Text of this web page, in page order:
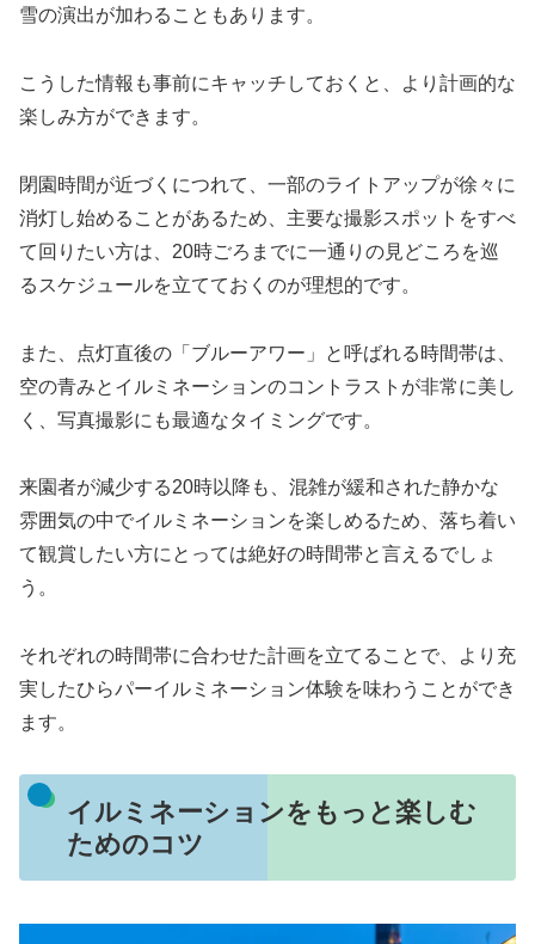
雪の演出が加わることもあります。
こうした情報も事前にキャッチしておくと、より計画的な
楽しみ方ができます。
閉園時間が近づくにつれて、一部のライトアップが徐々に
消灯し始めることがあるため、主要な撮影スポットをすべ
て回りたい方は、20時ごろまでに一通りの見どころを巡
るスケジュールを立てておくのが理想的です。
また、点灯直後の「ブルーアワー」と呼ばれる時間帯は、
空の青みとイルミネーションのコントラストが非常に美し
く、写真撮影にも最適なタイミングです。
来園者が減少する20時以降も、混雑が緩和された静かな
雰囲気の中でイルミネーションを楽しめるため、落ち着い
て観賞したい方にとっては絶好の時間帯と言えるでしょ
う。
それぞれの時間帯に合わせた計画を立てることで、より充
実したひらパーイルミネーション体験を味わうことができ
ます。
イルミネーションをもっと楽しむ
ためのコツ